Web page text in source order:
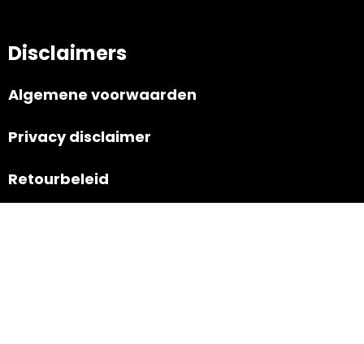
Disclaimers
Algemene voorwaarden
Privacy disclaimer
Retourbeleid